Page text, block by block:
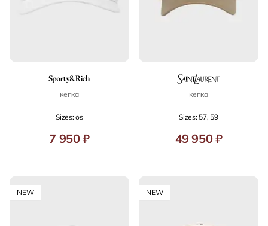
кепка
Sizes: os
7 950 ₽
кепка
Sizes: 57, 59
49 950 ₽
NEW NEW